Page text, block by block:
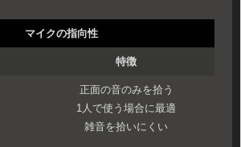
マイクの指向性
特徴
正面の音のみを拾う
1人で使う場合に最適
雑音を拾いにくい